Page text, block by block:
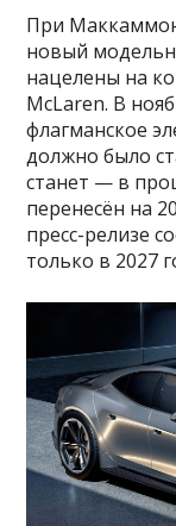
При
новый
нацелены на
McLaren. В
флагманское
должно было
станет — в
перенесён на
пресс-релизе
только в 2027